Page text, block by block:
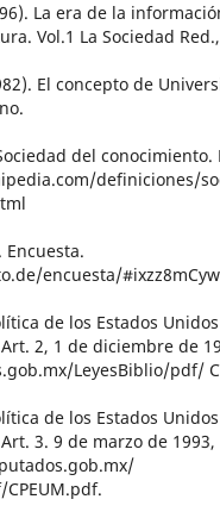
La era de la
Vol.1 La Sociedad
El concepto de
del conocimiento.
definiciones/
Encuesta.
encuesta/
de los Estados
Art. 2, 1 de diciembre de
LeyesBiblio/pdf/
de los Estados
3. 9 de marzo de